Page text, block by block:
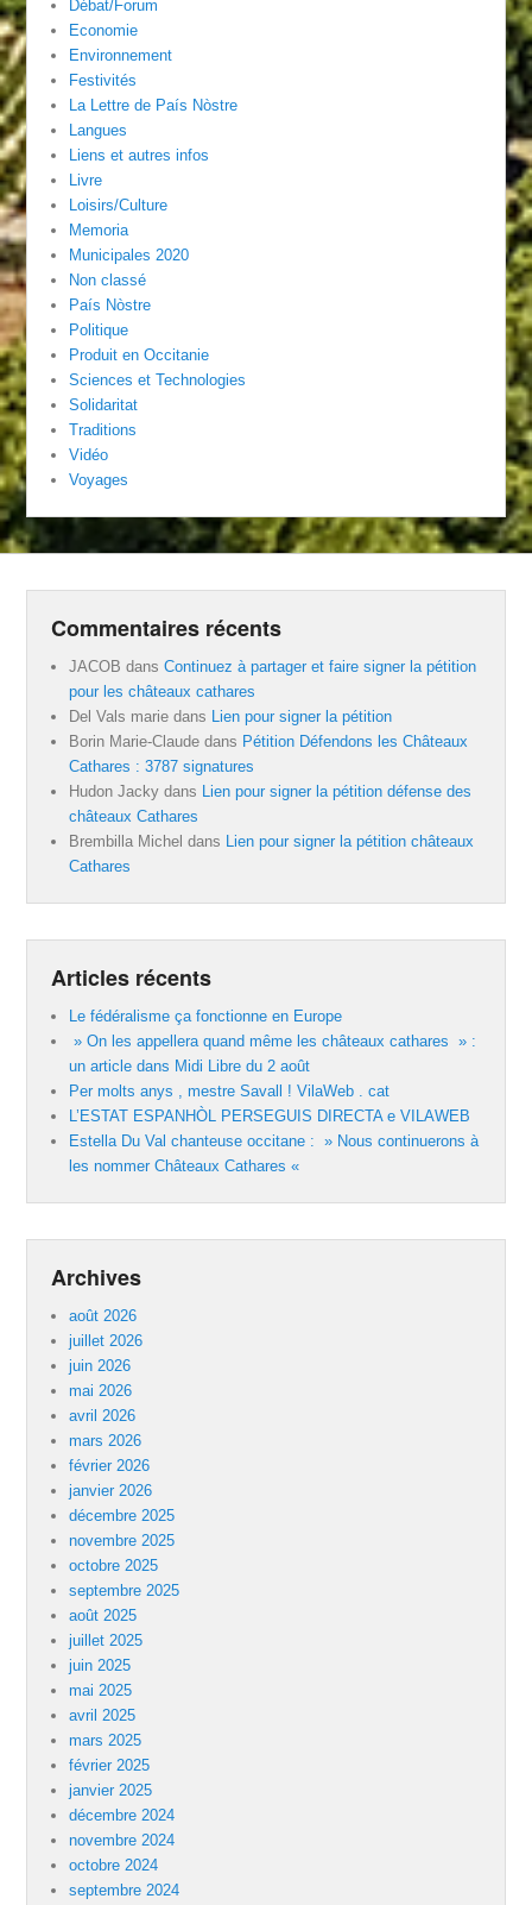
Débat/Forum
Economie
Environnement
Festivités
La Lettre de País Nòstre
Langues
Liens et autres infos
Livre
Loisirs/Culture
Memoria
Municipales 2020
Non classé
País Nòstre
Politique
Produit en Occitanie
Sciences et Technologies
Solidaritat
Traditions
Vidéo
Voyages
Commentaires récents
JACOB dansContinuez à partager et faire signer la pétition
pour les châteaux cathares
Del Vals marie dans Lien pour signer la pétition
Borin Marie-Claude dans Pétition Défendons les Châteaux
Cathares : 3787 signatures
Hudon Jacky dans Lien pour signer la pétition défense des
châteaux Cathares
Brembilla Michel dans Lien pour signer la pétition châteaux
Cathares
Articles récents
Le fédéralisme ça fonctionne en Europe
» On les appellera quand même les châteaux cathares » :
un article dans Midi Libre du 2 août
Per molts anys , mestre Savall ! VilaWeb . cat
L’ESTAT ESPANHÒL PERSEGUIS DIRECTA e VILAWEB
Estella Du Val chanteuse occitane : » Nous continuerons à
les nommer Châteaux Cathares «
Archives
août 2026
juillet 2026
juin 2026
mai 2026
avril 2026
mars 2026
février 2026
janvier 2026
décembre 2025
novembre 2025
octobre 2025
septembre 2025
août 2025
juillet 2025
juin 2025
mai 2025
avril 2025
mars 2025
février 2025
janvier 2025
décembre 2024
novembre 2024
octobre 2024
septembre 2024